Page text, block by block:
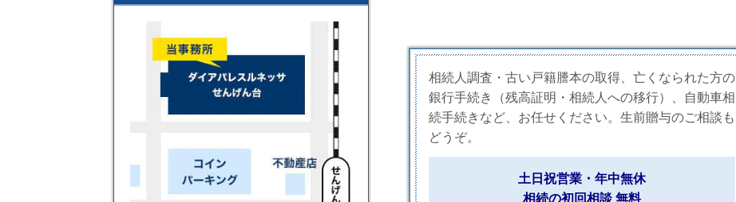
相続人調査・古い戸籍謄本の取得、亡くなられた方の
銀行手続き（残高証明・相続人への移行）、自動車相
続手続きなど、お任せください。生前贈与のご相談も
どうぞ。
土日祝営業・年中無休
相続の初回相談 無料